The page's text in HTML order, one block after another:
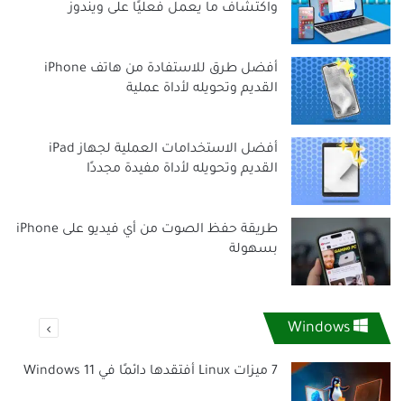
واكتشاف ما يعمل فعليًا على ويندوز
أفضل طرق للاستفادة من هاتف iPhone
القديم وتحويله لأداة عملية
أفضل الاستخدامات العملية لجهاز iPad
القديم وتحويله لأداة مفيدة مجددًا
طريقة حفظ الصوت من أي فيديو على iPhone
بسهولة
الصفحة
7 ميزات Linux أفتقدها دائمًا في Windows 11